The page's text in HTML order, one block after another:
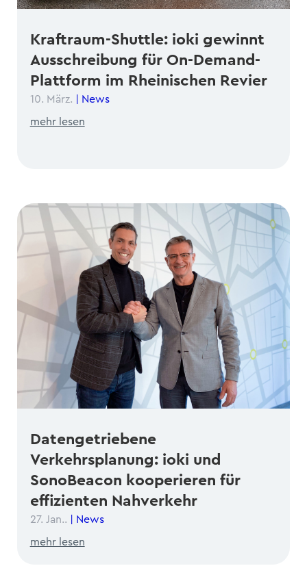
Kraftraum-Shuttle: ioki gewinnt
Ausschreibung für On-Demand-
Plattform im Rheinischen Revier
10. März. News
mehr lesen
Datengetriebene
Verkehrsplanung: ioki und
SonoBeacon kooperieren für
effizienten Nahverkehr
27. Jan.. News
mehr lesen